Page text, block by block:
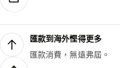
匯款到海外慳得更多
匯款消費，無遠弗屆。